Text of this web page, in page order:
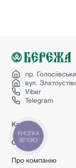
Сірі двері міжкімнатні
Sliding doors
пр.
вул.
Viber
Telegram
Каталог
Сервіс
Про компанію
КНОПКА
ЗВ'ЯЗКУ